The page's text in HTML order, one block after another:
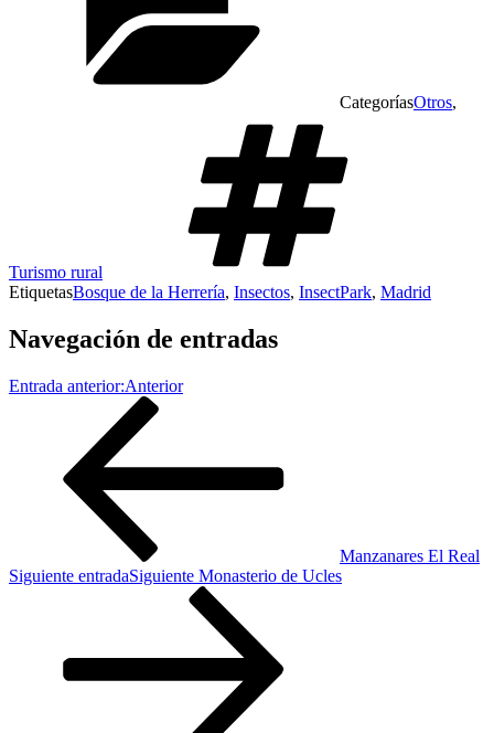
CategoríasOtros,
Turismo rural
EtiquetasBosque de la Herrería, Insectos, InsectPark, Madrid
Navegación de entradas
Entrada anterior:Anterior
Manzanares El Real
Siguiente entradaSiguiente Monasterio de Ucles